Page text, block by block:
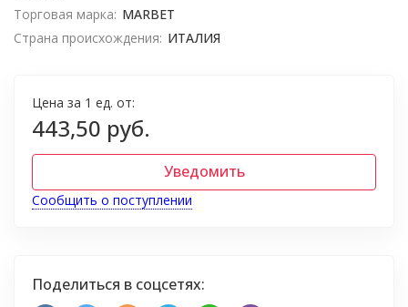
Торговая марка: MARBET
Страна происхождения: ИТАЛИЯ
Цена за 1 ед. от:
443,50 руб.
Уведомить
Сообщить о поступлении
Поделиться в соцсетях: